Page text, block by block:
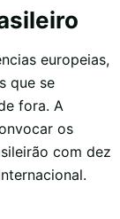
europeias,
que se
fora. A
os
com dez